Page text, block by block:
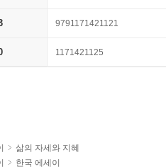
9791171421121
1171421125
삶의 자세와 지혜
한국 에세이